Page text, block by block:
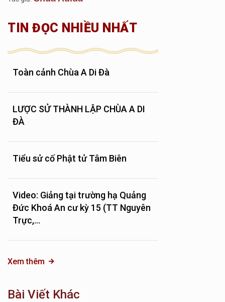
TIN ĐỌC NHIỀU NHẤT
Toàn cảnh Chùa A Di Đà
LƯỢC SỬ THÀNH LẬP CHÙA A DI
ĐÀ
Tiểu sử cố Phật tử Tâm Biên
Video: Giảng tại trường hạ Quảng
Đức Khoá An cư kỳ 15 (TT Nguyên
Trực,...
Xem thêm
Bài Viết Khác